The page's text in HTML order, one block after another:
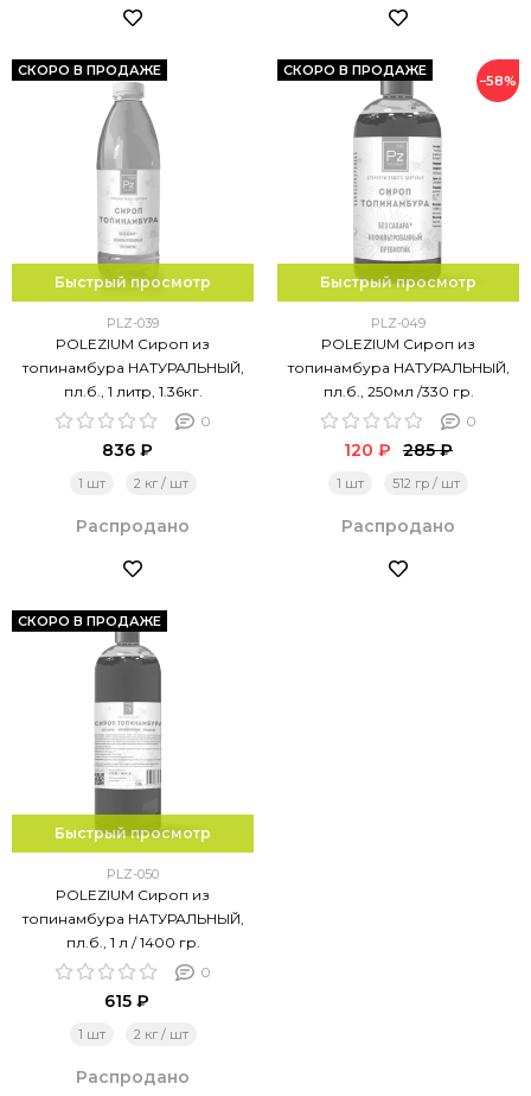
СКОРО В ПРОДАЖЕ
Быстрый просмотр
PLZ-039
POLEZIUM Сироп из
топинамбура НАТУРАЛЬНЫЙ,
пл.б., 1 литр, 1.36кг.
0
836 ₽
1 шт 2 кг / шт
Распродано
СКОРО В ПРОДАЖЕ
−58%
Быстрый просмотр
PLZ-049
POLEZIUM Сироп из
топинамбура НАТУРАЛЬНЫЙ,
пл.б., 250мл /330 гр.
0
120 ₽ 285 ₽
1 шт 512 гр / шт
Распродано
СКОРО В ПРОДАЖЕ
Быстрый просмотр
PLZ-050
POLEZIUM Сироп из
топинамбура НАТУРАЛЬНЫЙ,
пл.б., 1 л / 1400 гр.
0
615 ₽
1 шт 2 кг / шт
Распродано